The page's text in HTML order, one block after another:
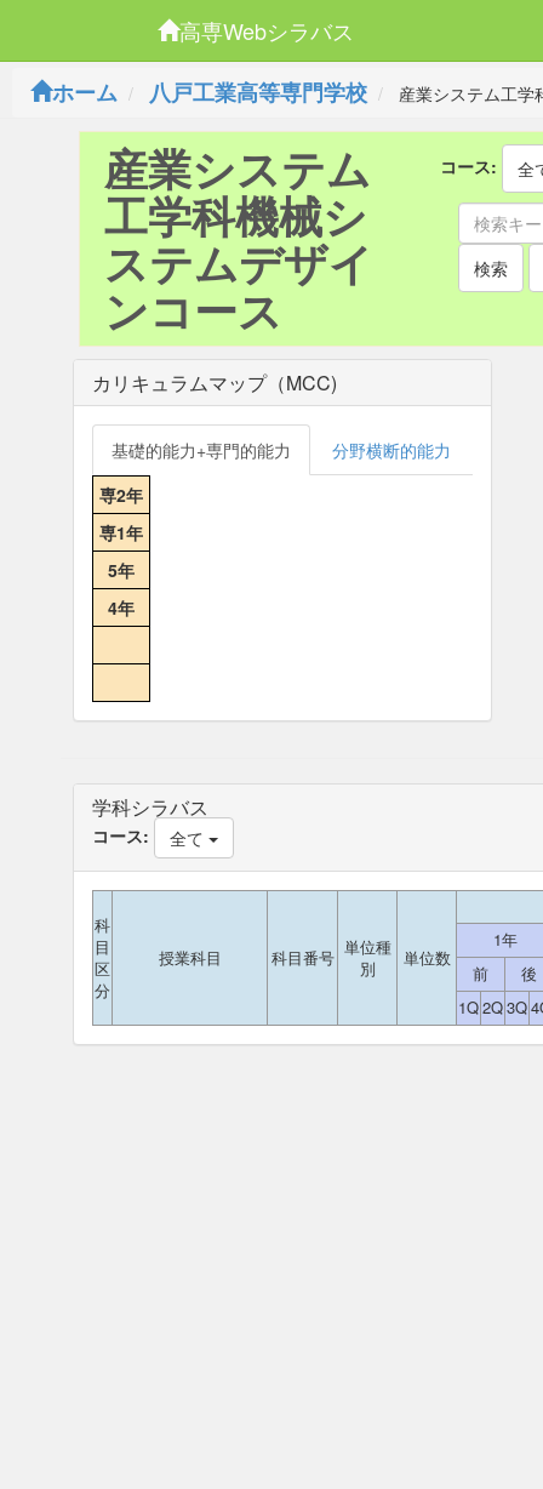
高専Webシラバス
ホーム
八戸工業高等専門学校 産業システム工学
産業システム
工学科機械シ
ステムデザイ
ンコース
コース: 全
検索
カリキュラムマップ（MCC)
基礎的能力+専門的能力
分野横断的能力
専2年
専1年
5年
4年
学科シラバス
コース: 全て
科
目
区
分
授業科目 科目番号 単位種
別
単位数
1年
前
後
1Q2Q3Q